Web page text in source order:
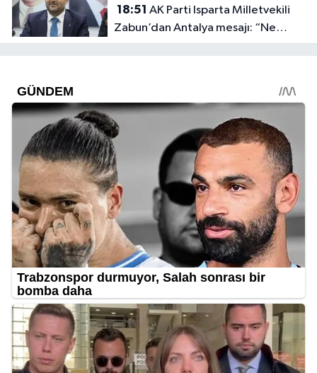
18:51
Zabun’dan Antalya mesajı: “Ne
dediysek o”